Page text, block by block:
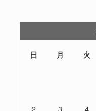
日 月 火